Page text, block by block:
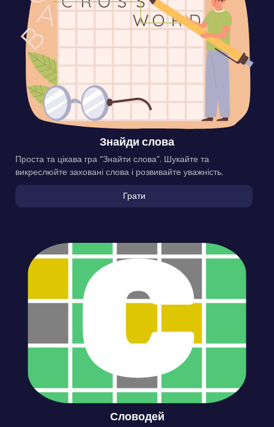
Знайди слова
Проста та цікава гра “Знайти слова”. Шукайте та
викреслюйте заховані слова і розвивайте уважність.
Грати
Словодей